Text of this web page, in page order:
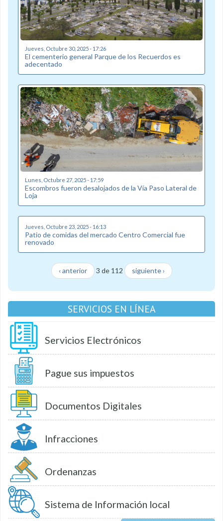
Jueves, Octubre 30, 2025 - 17:26
El cementerio general Parque de los Recuerdos es
adecentado
Lunes, Octubre 27, 2025 - 17:59
Escombros fueron desalojados de la Vía Paso Lateral de
Loja
Jueves, Octubre 23, 2025 - 16:13
Patio de comidas del mercado Centro Comercial fue
renovado
‹ anterior 3 de 112 siguiente ›
SERVICIOS EN LÍNEA
Servicios Electrónicos
Pague sus impuestos
Documentos Digitales
Infracciones
Ordenanzas
Sistema de Información local